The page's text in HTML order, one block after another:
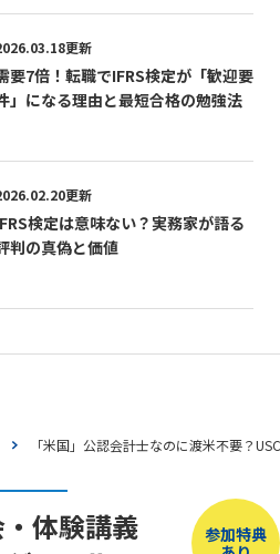
更新
要7倍！転職でIFRS検定が「歓迎要
」になる理由と最短合格の勉強法
更新
検定は意味ない？実務家が語る
判の真偽と価値
「米国」公認会計士なのに渡米不要？
参加特典
体験講義